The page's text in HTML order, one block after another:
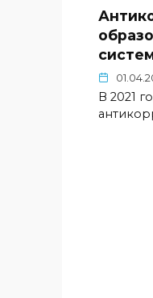
В 2021